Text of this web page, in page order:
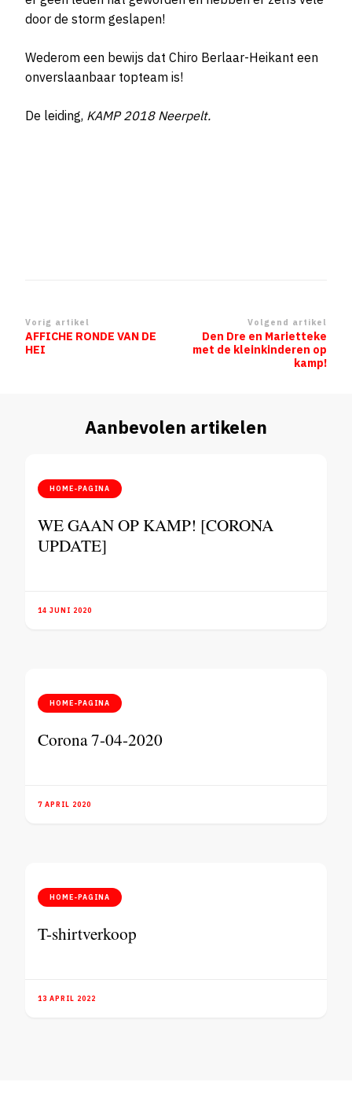
door de storm geslapen!
Wederom een bewijs dat Chiro Berlaar-Heikant een
onverslaanbaar topteam is!
De leiding, KAMP 2018 Neerpelt.
Berichtnavigatie
Vorig artikel
AFFICHE RONDE VAN DE
HEI
Volgend artikel
Den Dre en Marietteke
met de kleinkinderen op
kamp!
Aanbevolen artikelen
HOME-PAGINA
WE GAAN OP KAMP! [CORONA
UPDATE]
14 JUNI 2020
HOME-PAGINA
Corona 7-04-2020
7 APRIL 2020
HOME-PAGINA
T-shirtverkoop
13 APRIL 2022